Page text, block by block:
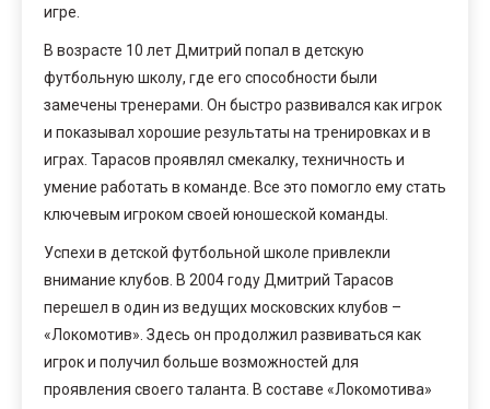
игре.
В возрасте 10 лет Дмитрий попал в детскую
футбольную школу, где его способности были
замечены тренерами. Он быстро развивался как игрок
и показывал хорошие результаты на тренировках и в
играх. Тарасов проявлял смекалку, техничность и
умение работать в команде. Все это помогло ему стать
ключевым игроком своей юношеской команды.
Успехи в детской футбольной школе привлекли
внимание клубов. В 2004 году Дмитрий Тарасов
перешел в один из ведущих московских клубов –
«Локомотив». Здесь он продолжил развиваться как
игрок и получил больше возможностей для
проявления своего таланта. В составе «Локомотива»